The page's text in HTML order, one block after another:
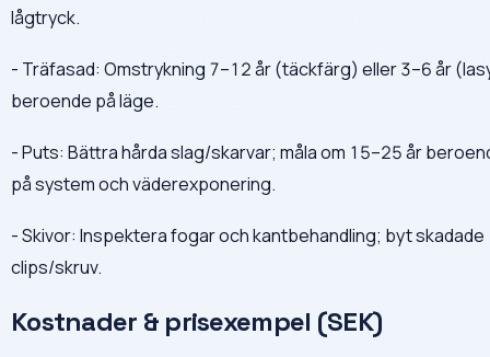
lågtryck.
- Träfasad: Omstrykning 7–12 år (täckfärg) eller 3–6 år
beroende på läge.
- Puts: Bättra hårda slag/skarvar; måla om 15–25 år
på system och väderexponering.
- Skivor: Inspektera fogar och kantbehandling; byt skadade
clips/skruv.
Kostnader & prisexempel (SEK)